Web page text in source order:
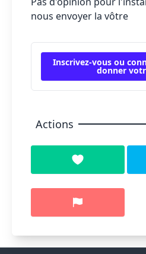
nous envoyer la vôtre
Inscrivez-vous ou
donner
Actions